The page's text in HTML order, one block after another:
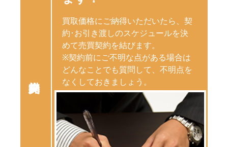
買取価格にご納得いただいたら、契
約･お引き渡しのスケジュールを決
めて売買契約を結びます。
※契約前にご不明な点がある場合は
どんなことでも質問して、不明点を
なくしておきましょう。